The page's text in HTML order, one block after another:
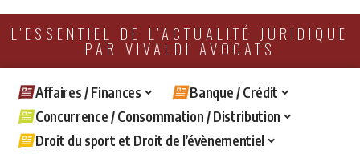
L'ESSENTIEL DE L'ACTUALITÉ JURIDIQUE
PAR VIVALDI AVOCATS
Affaires / Finances
Banque / Crédit
Concurrence / Consommation / Distribution
Droit du sport et Droit de l’évènementiel